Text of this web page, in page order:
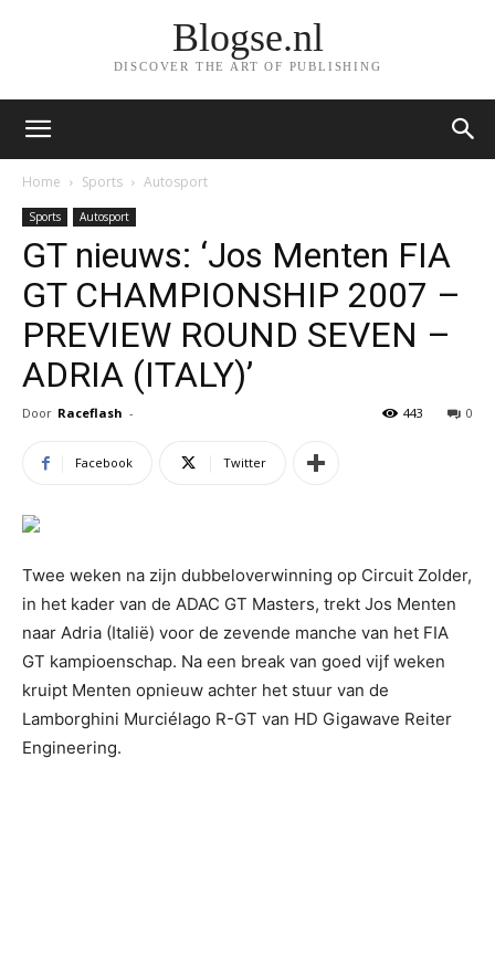
Blogse.nl
DISCOVER THE ART OF PUBLISHING
Home Sports Autosport
Sports Autosport
GT nieuws: ‘Jos Menten FIA
GT CHAMPIONSHIP 2007 –
PREVIEW ROUND SEVEN –
ADRIA (ITALY)’
Door Raceflash - 0
443
Facebook Twitter
Twee weken na zijn dubbeloverwinning op Circuit Zolder,
in het kader van de ADAC GT Masters, trekt Jos Menten
naar Adria (Italië) voor de zevende manche van het FIA
GT kampioenschap. Na een break van goed vijf weken
kruipt Menten opnieuw achter het stuur van de
Lamborghini Murciélago R-GT van HD Gigawave Reiter
Engineering.